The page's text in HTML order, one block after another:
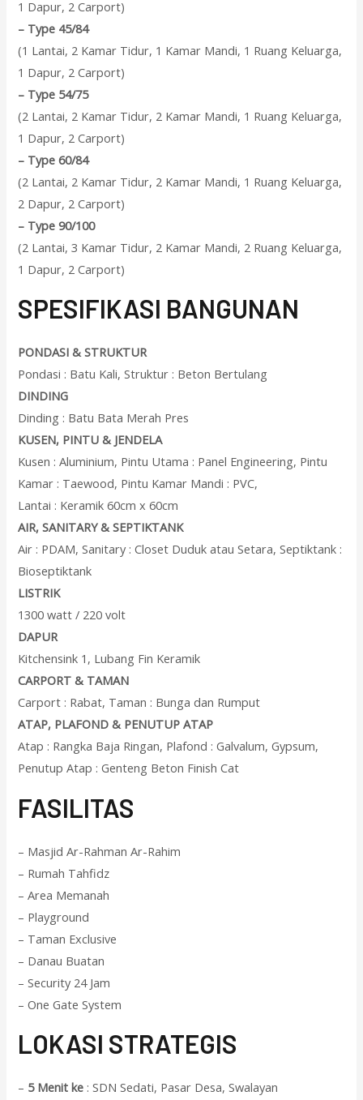
1 Dapur, 2 Carport)
– Type 45/84
(1 Lantai, 2 Kamar Tidur, 1 Kamar Mandi, 1 Ruang Keluarga,
1 Dapur, 2 Carport)
– Type 54/75
(2 Lantai, 2 Kamar Tidur, 2 Kamar Mandi, 1 Ruang Keluarga,
1 Dapur, 2 Carport)
– Type 60/84
(2 Lantai, 2 Kamar Tidur, 2 Kamar Mandi, 1 Ruang Keluarga,
2 Dapur, 2 Carport)
– Type 90/100
(2 Lantai, 3 Kamar Tidur, 2 Kamar Mandi, 2 Ruang Keluarga,
1 Dapur, 2 Carport)
SPESIFIKASI BANGUNAN
PONDASI & STRUKTUR
Pondasi : Batu Kali, Struktur : Beton Bertulang
DINDING
Dinding : Batu Bata Merah Pres
KUSEN, PINTU & JENDELA
Kusen : Aluminium, Pintu Utama : Panel Engineering, Pintu
Kamar : Taewood, Pintu Kamar Mandi : PVC,
Lantai : Keramik 60cm x 60cm
AIR, SANITARY & SEPTIKTANK
Air : PDAM, Sanitary : Closet Duduk atau Setara, Septiktank :
Bioseptiktank
LISTRIK
1300 watt / 220 volt
DAPUR
Kitchensink 1, Lubang Fin Keramik
CARPORT & TAMAN
Carport : Rabat, Taman : Bunga dan Rumput
ATAP, PLAFOND & PENUTUP ATAP
Atap : Rangka Baja Ringan, Plafond : Galvalum, Gypsum,
Penutup Atap : Genteng Beton Finish Cat
FASILITAS
– Masjid Ar-Rahman Ar-Rahim
– Rumah Tahfidz
– Area Memanah
– Playground
– Taman Exclusive
– Danau Buatan
– Security 24 Jam
– One Gate System
LOKASI STRATEGIS
– 5 Menit ke : SDN Sedati, Pasar Desa, Swalayan